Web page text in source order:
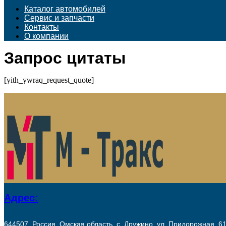
Каталог автомобилей
Сервис и запчасти
Контакты
О компании
Запрос цитаты
[yith_ywraq_request_quote]
Адрес:
644507, Россия, Омская область​, с. Дружино, ул. Придорожная,